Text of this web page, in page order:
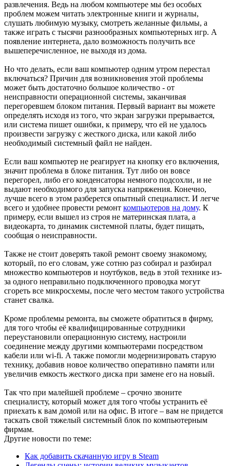
развлечения. Ведь на любом компьютере мы без особых
проблем можем читать электронные книги и журналы,
слушать любимую музыку, смотреть желанные фильмы, а
также играть с тысячи разнообразных компьютерных игр. А
появление интернета, дало возможность получить все
вышеперечисленное, не выходя из дома.
Но что делать, если ваш компьютер одним утром перестал
включаться? Причин для возникновения этой проблемы
может быть достаточно большое количество - от
неисправности операционной системы, заканчивая
перегоревшем блоком питания. Первый вариант вы можете
определять исходя из того, что экран загрузки прерывается,
или система пишет ошибки, к примеру, что ей не удалось
произвести загрузку с жесткого диска, или какой либо
необходимый системный файл не найден.
Если ваш компьютер не реагирует на кнопку его включения,
значит проблема в блоке питания. Тут либо он вовсе
перегорел, либо его конденсаторы немного подсохли, и не
выдают необходимого для запуска напряжения. Конечно,
лучше всего в этом разберется опытный специалист. И легче
всего и удобнее провести ремонт компьютеров на дому. К
примеру, если вышел из строя не материнская плата, а
видеокарта, то динамик системной платы, будет пищать,
сообщая о неисправности.
Также не стоит доверять такой ремонт своему знакомому,
который, по его словам, уже сотню раз собирал и разбирал
множество компьютеров и ноутбуков, ведь в этой технике из-
за одного неправильно подключенного проводка могут
сгореть все микросхемы, после чего местом такого устройства
станет свалка.
Кроме проблемы ремонта, вы сможете обратиться в фирму,
для того чтобы её квалифицированные сотрудники
переустановили операционную систему, настроили
соединение между другими компьютерами посредством
кабели или wi-fi. А также помогли модернизировать старую
технику, добавив новое количество оперативно памяти или
увеличив емкость жесткого диска при замене его на новый.
Так что при малейшей проблеме – срочно звоните
специалисту, который может для того чтобы устранить её
приехать к вам домой или на офис. В итоге – вам не придется
таскать свой тяжелый системный блок по компьютерным
фирмам.
Другие новости по теме:
Как добавить скачанную игру в Steam